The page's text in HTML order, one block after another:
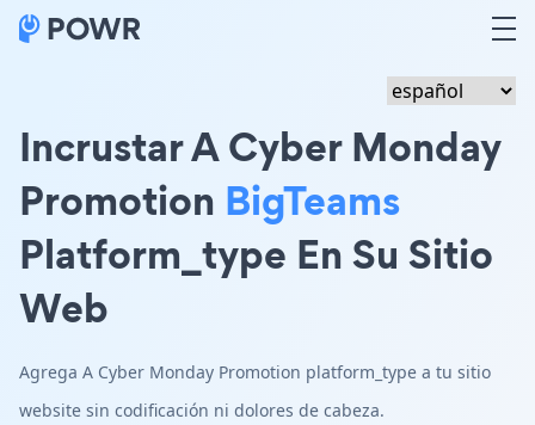
Incrustar A Cyber Monday
Promotion BigTeams
Platform_type En Su Sitio
Web
Agrega A Cyber Monday Promotion platform_type a tu sitio
website sin codificación ni dolores de cabeza.